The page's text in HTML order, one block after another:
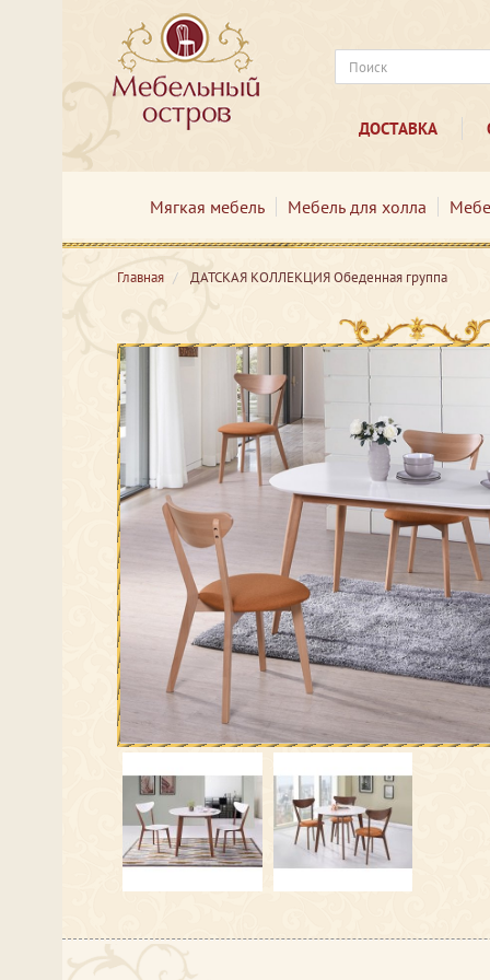
ДОСТАВКА
Мягкая мебель Мебель для холла
Главная ДАТСКАЯ КОЛЛЕКЦИЯ Обеденная группа